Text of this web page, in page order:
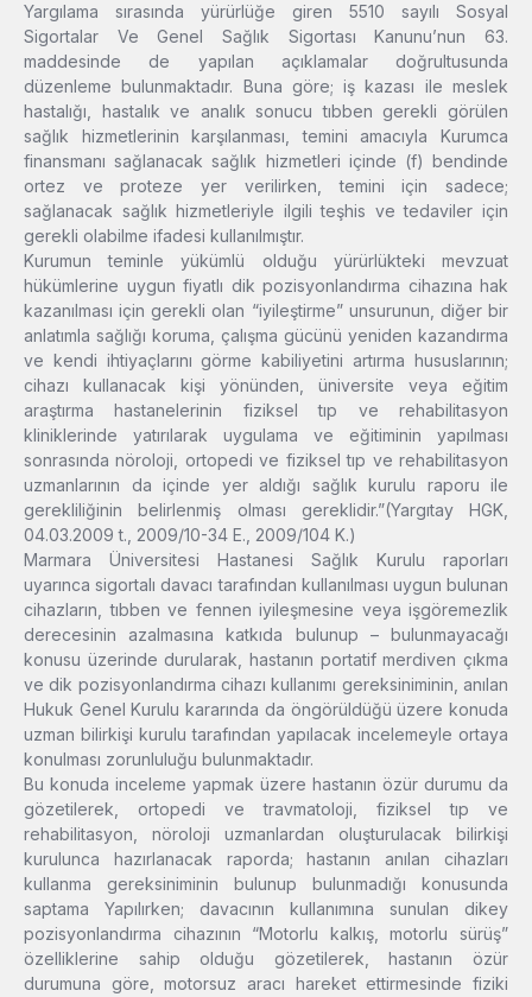
Yargılama sırasında yürürlüğe giren 5510 sayılı Sosyal
Sigortalar Ve Genel Sağlık Sigortası Kanunu’nun 63.
maddesinde de yapılan açıklamalar doğrultusunda
düzenleme bulunmaktadır. Buna göre; iş kazası ile meslek
hastalığı, hastalık ve analık sonucu tıbben gerekli görülen
sağlık hizmetlerinin karşılanması, temini amacıyla Kurumca
finansmanı sağlanacak sağlık hizmetleri içinde (f) bendinde
ortez ve proteze yer verilirken, temini için sadece;
sağlanacak sağlık hizmetleriyle ilgili teşhis ve tedaviler için
gerekli olabilme ifadesi kullanılmıştır.
Kurumun teminle yükümlü olduğu yürürlükteki mevzuat
hükümlerine uygun fiyatlı dik pozisyonlandırma cihazına hak
kazanılması için gerekli olan “iyileştirme” unsurunun, diğer bir
anlatımla sağlığı koruma, çalışma gücünü yeniden kazandırma
ve kendi ihtiyaçlarını görme kabiliyetini artırma hususlarının;
cihazı kullanacak kişi yönünden, üniversite veya eğitim
araştırma hastanelerinin fiziksel tıp ve rehabilitasyon
kliniklerinde yatırılarak uygulama ve eğitiminin yapılması
sonrasında nöroloji, ortopedi ve fiziksel tıp ve rehabilitasyon
uzmanlarının da içinde yer aldığı sağlık kurulu raporu ile
gerekliliğinin belirlenmiş olması gereklidir.”(Yargıtay HGK,
04.03.2009 t., 2009/10-34 E., 2009/104 K.)
Marmara Üniversitesi Hastanesi Sağlık Kurulu raporları
uyarınca sigortalı davacı tarafından kullanılması uygun bulunan
cihazların, tıbben ve fennen iyileşmesine veya işgöremezlik
derecesinin azalmasına katkıda bulunup – bulunmayacağı
konusu üzerinde durularak, hastanın portatif merdiven çıkma
ve dik pozisyonlandırma cihazı kullanımı gereksiniminin, anılan
Hukuk Genel Kurulu kararında da öngörüldüğü üzere konuda
uzman bilirkişi kurulu tarafından yapılacak incelemeyle ortaya
konulması zorunluluğu bulunmaktadır.
Bu konuda inceleme yapmak üzere hastanın özür durumu da
gözetilerek, ortopedi ve travmatoloji, fiziksel tıp ve
rehabilitasyon, nöroloji uzmanlardan oluşturulacak bilirkişi
kurulunca hazırlanacak raporda; hastanın anılan cihazları
kullanma gereksiniminin bulunup bulunmadığı konusunda
saptama Yapılırken; davacının kullanımına sunulan dikey
pozisyonlandırma cihazının “Motorlu kalkış, motorlu sürüş”
özelliklerine sahip olduğu gözetilerek, hastanın özür
durumuna göre, motorsuz aracı hareket ettirmesinde fiziki